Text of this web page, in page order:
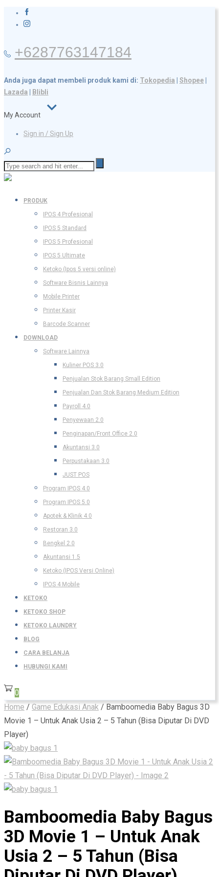
+6287763147184
Anda juga dapat membeli produk kami di: Tokopedia Shopee
Lazada
Blibli
My Account
Sign in / Sign Up
PRODUK
IPOS 4 Profesional
IPOS 5 Standard
IPOS 5 Profesional
IPOS 5 Ultimate
Ketoko (Ipos 5 versi online)
Software Bisnis Lainnya
Mobile Printer
Printer Kasir
Barcode Scanner
DOWNLOAD
Software Lainnya
Kuliner POS 3.0
Penjualan Stok Barang Small Edition
Penjualan Dan Stok Barang Medium Edition
Payroll 4.0
Penyewaan 2.0
Penginapan/Front Office 2.0
Akuntansi 3.0
Perpustakaan 3.0
JUST POS
Program IPOS 4.0
Program IPOS 5.0
Apotek & Klinik 4.0
Restoran 3.0
Bengkel 2.0
Akuntansi 1.5
Ketoko (IPOS Versi Online)
IPOS 4 Mobile
KETOKO
KETOKO SHOP
KETOKO LAUNDRY
BLOG
CARA BELANJA
HUBUNGI KAMI
0
Home / Game Edukasi Anak / Bamboomedia Baby Bagus 3D
Movie 1 – Untuk Anak Usia 2 – 5 Tahun (Bisa Diputar Di DVD
Player)
Bamboomedia Baby Bagus
3D Movie 1 – Untuk Anak
Usia 2 – 5 Tahun (Bisa